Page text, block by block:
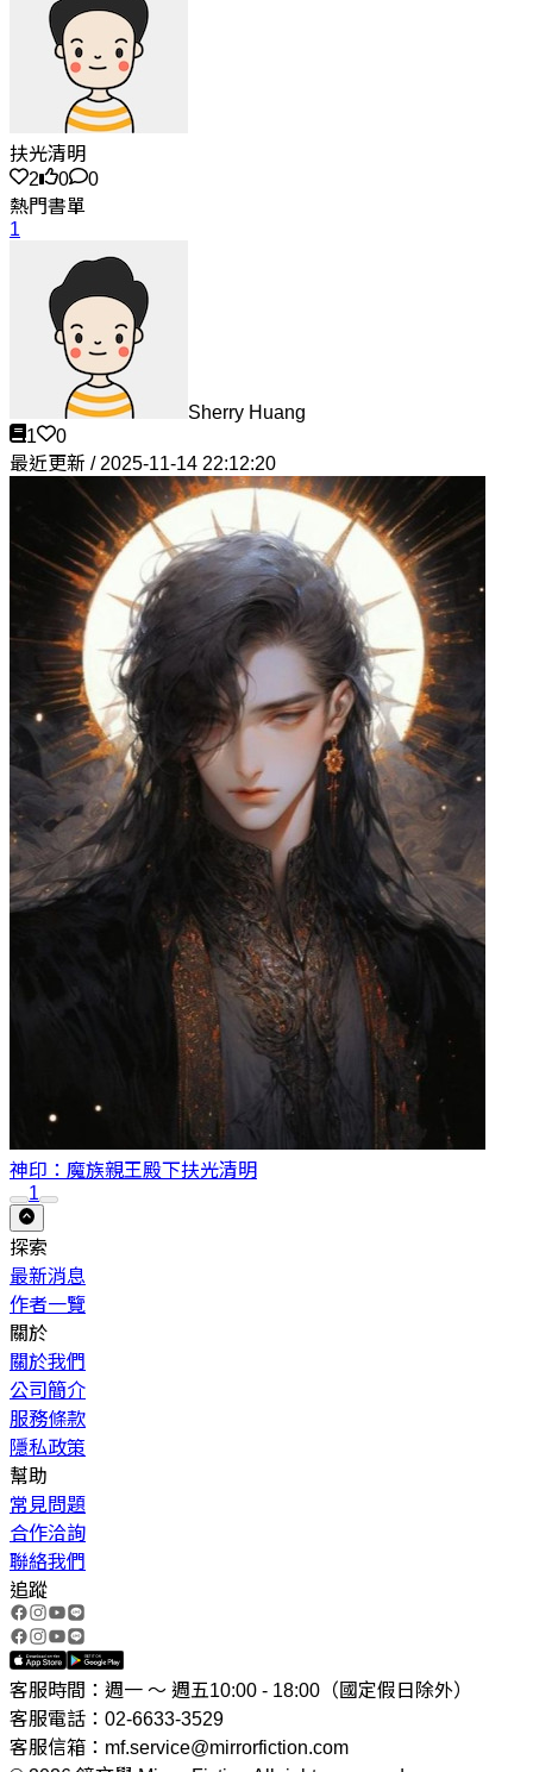
扶光清明
2
0
0
熱門書單
1
Sherry Huang
1
0
最近更新 / 2025-11-14 22:12:20
神印：魔族親王殿下扶光清明
1
探索
最新消息
作者一覽
關於
關於我們
公司簡介
服務條款
隱私政策
幫助
常見問題
合作洽詢
聯絡我們
追蹤
客服時間：週一 ～ 週五10:00 - 18:00（國定假日除外）
客服電話：02-6633-3529
客服信箱：mf.service@mirrorfiction.com